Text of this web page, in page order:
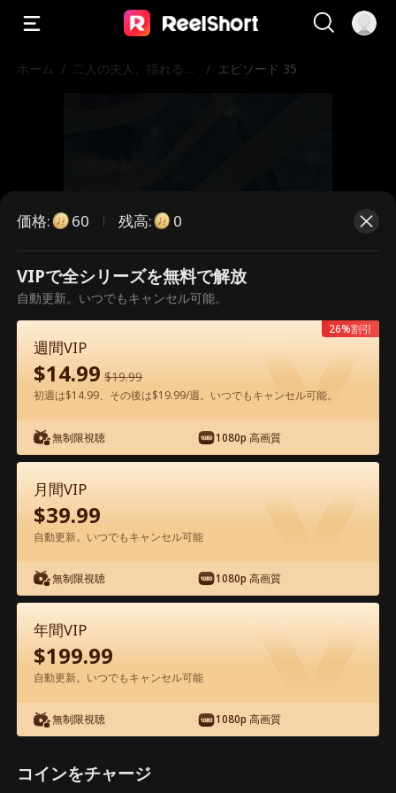
ホーム / 二人の夫人、揺れる王
/ エピソード 35
こちらは有料のエピソードです。視
聴いただくには解放が必要です。
60今すぐ解放
アプリ内で無料視聴可能
エピソード35 - 二人の夫人、揺れる王座
映画フル
35 36 37 38 39
価格: 60 残高: 0
VIPで全シリーズを無料で解放
自動更新。いつでもキャンセル可能。
週間VIP
$14.99 $19.99
初週は$14.99、その後は$19.99/週。いつでもキャンセル可能。
無制限視聴 1080p 高画質
26%割引
月間VIP
$39.99
自動更新。いつでもキャンセル可能
無制限視聴 1080p 高画質
年間VIP
$199.99
自動更新。いつでもキャンセル可能
無制限視聴 1080p 高画質
コインをチャージ